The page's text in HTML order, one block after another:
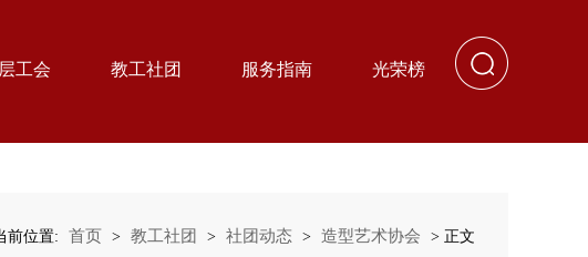
工会 教工社团 服务指南 光荣榜
前位置: 首页 > 教工社团 > 社团动态 > 造型艺术协会 > 正文